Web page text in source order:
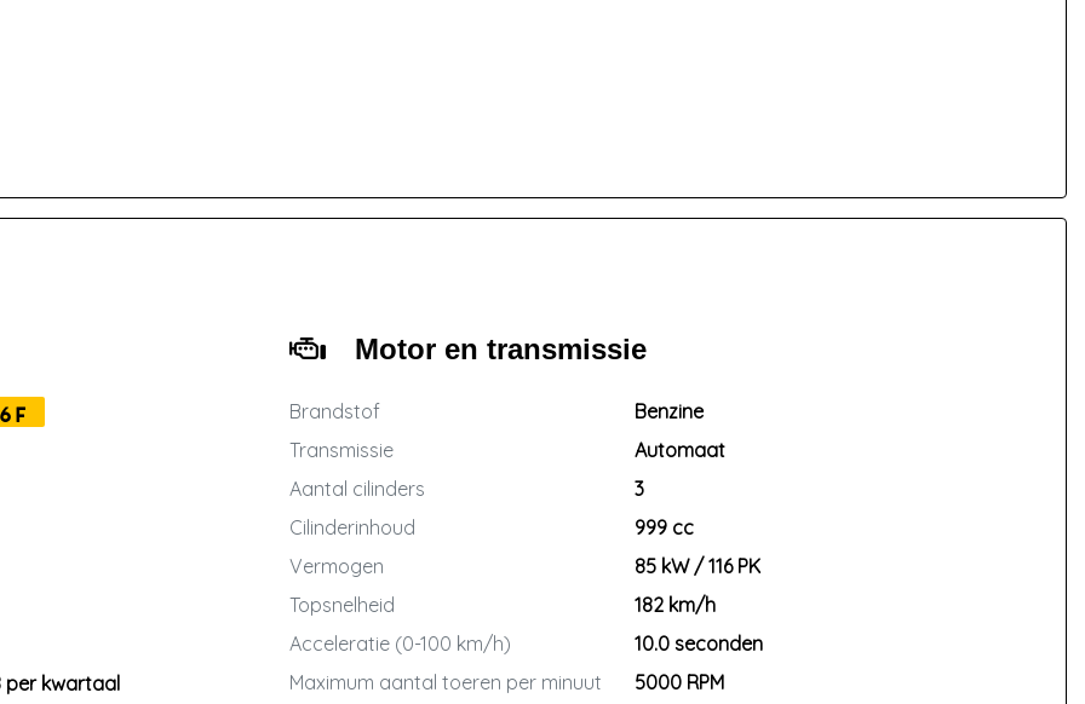
per kwartaal
Motor en transmissie
Brandstof
Benzine
Transmissie
Automaat
Aantal cilinders
3
Cilinderinhoud
999 cc
Vermogen
85 kW / 116 PK
Topsnelheid
182 km/h
Acceleratie (0-100 km/h)
10.0 seconden
Maximum aantal toeren per minuut
5000 RPM